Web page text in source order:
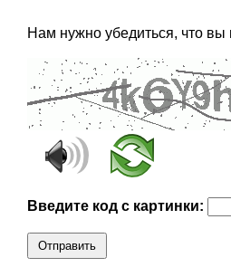
Нам нужно убедиться, что вы
Введите код с картинки:
Отправить